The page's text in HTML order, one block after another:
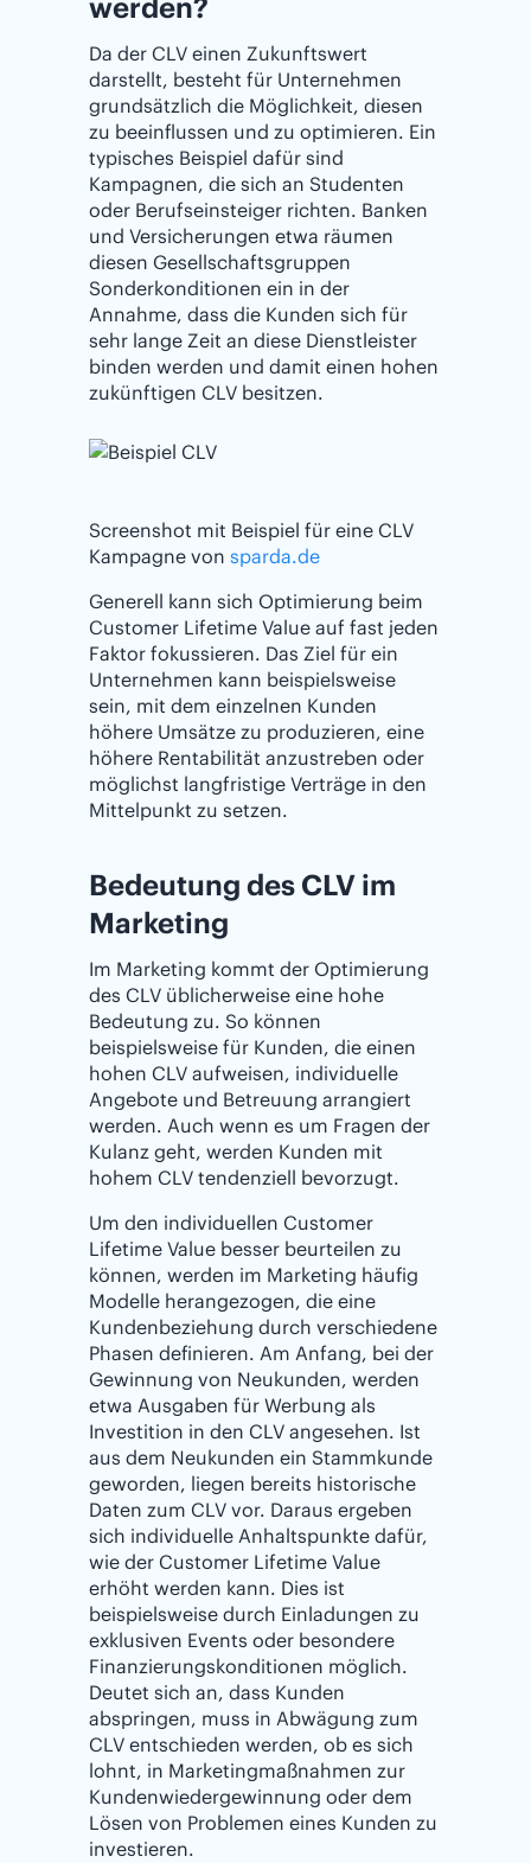
werden?
Da der CLV einen Zukunftswert
darstellt, besteht für Unternehmen
grundsätzlich die Möglichkeit, diesen
zu beeinflussen und zu optimieren. Ein
typisches Beispiel dafür sind
Kampagnen, die sich an Studenten
oder Berufseinsteiger richten. Banken
und Versicherungen etwa räumen
diesen Gesellschaftsgruppen
Sonderkonditionen ein in der
Annahme, dass die Kunden sich für
sehr lange Zeit an diese Dienstleister
binden werden und damit einen hohen
zukünftigen CLV besitzen.
Screenshot mit Beispiel für eine CLV
Kampagne von sparda.de
Generell kann sich Optimierung beim
Customer Lifetime Value auf fast jeden
Faktor fokussieren. Das Ziel für ein
Unternehmen kann beispielsweise
sein, mit dem einzelnen Kunden
höhere Umsätze zu produzieren, eine
höhere Rentabilität anzustreben oder
möglichst langfristige Verträge in den
Mittelpunkt zu setzen.
Bedeutung des CLV im
Marketing
Im Marketing kommt der Optimierung
des CLV üblicherweise eine hohe
Bedeutung zu. So können
beispielsweise für Kunden, die einen
hohen CLV aufweisen, individuelle
Angebote und Betreuung arrangiert
werden. Auch wenn es um Fragen der
Kulanz geht, werden Kunden mit
hohem CLV tendenziell bevorzugt.
Um den individuellen Customer
Lifetime Value besser beurteilen zu
können, werden im Marketing häufig
Modelle herangezogen, die eine
Kundenbeziehung durch verschiedene
Phasen definieren. Am Anfang, bei der
Gewinnung von Neukunden, werden
etwa Ausgaben für Werbung als
Investition in den CLV angesehen. Ist
aus dem Neukunden ein Stammkunde
geworden, liegen bereits historische
Daten zum CLV vor. Daraus ergeben
sich individuelle Anhaltspunkte dafür,
wie der Customer Lifetime Value
erhöht werden kann. Dies ist
beispielsweise durch Einladungen zu
exklusiven Events oder besondere
Finanzierungskonditionen möglich.
Deutet sich an, dass Kunden
abspringen, muss in Abwägung zum
CLV entschieden werden, ob es sich
lohnt, in Marketingmaßnahmen zur
Kundenwiedergewinnung oder dem
Lösen von Problemen eines Kunden zu
investieren.